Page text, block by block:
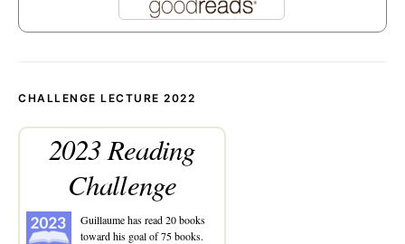
CHALLENGE LECTURE 2022
2023 Reading
Challenge
Guillaumehas read 20 books
toward his goal of 75 books.